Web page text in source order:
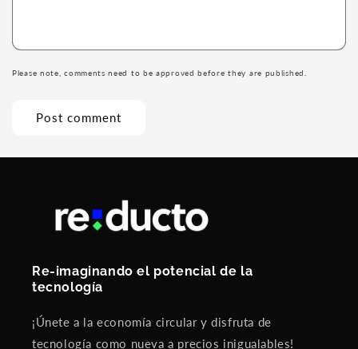
Please note, comments need to be approved before they are published.
Re-imaginando el potencial de la
tecnología
¡Únete a la economía circular y disfruta de
tecnología como nueva a precios inigualables!